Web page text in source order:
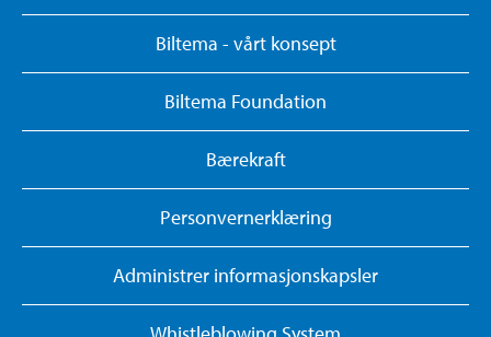
Biltema - vårt konsept
Biltema Foundation
Bærekraft
Personvernerklæring
Administrer informasjonskapsler